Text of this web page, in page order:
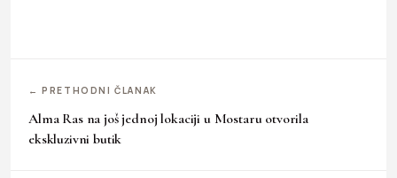
← PRETHODNI ČLANAK
Alma Ras na još jednoj lokaciji u Mostaru otvorila
ekskluzivni butik